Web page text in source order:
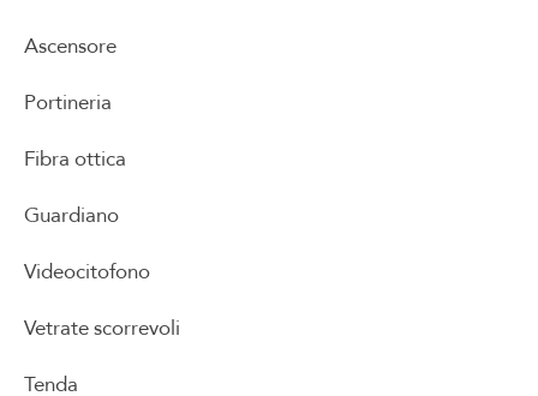
Ascensore
Portineria
Fibra ottica
Guardiano
Videocitofono
Vetrate scorrevoli
Tenda